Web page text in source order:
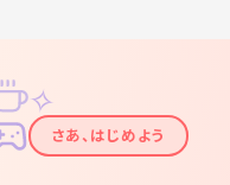
✦
✧
さあ、はじめよう